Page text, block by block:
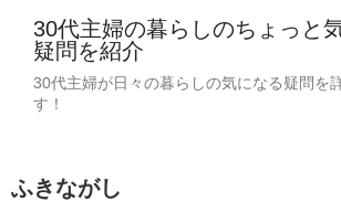
30代主婦の暮らしのちょっと
疑問を紹介
30代主婦が日々の暮らしの気になる疑問を
す！
ふきながし